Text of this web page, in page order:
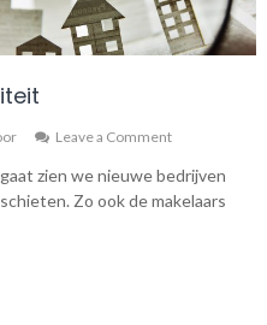
Leave a Commenton
versus
kwaliteit
zien we nieuwe bedrijven
Zo ook de makelaars